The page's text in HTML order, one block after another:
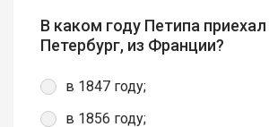
В каком году Петипа
Петербург, из Франции?
в 1847 году;
в 1856 году;